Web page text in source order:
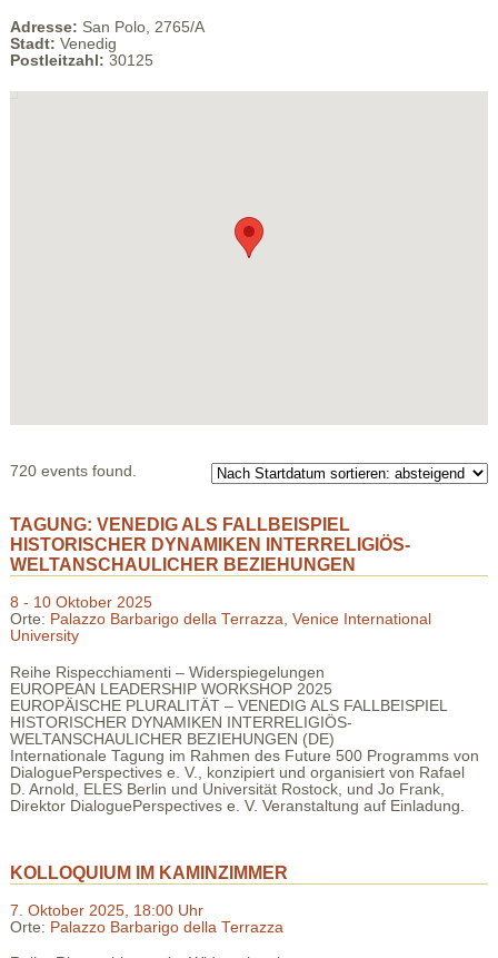
Adresse: San Polo, 2765/A
Stadt: Venedig
Postleitzahl: 30125
720 events found.
TAGUNG: VENEDIG ALS FALLBEISPIEL
HISTORISCHER DYNAMIKEN INTERRELIGIÖS-
WELTANSCHAULICHER BEZIEHUNGEN
8 - 10 Oktober 2025
Orte: Palazzo Barbarigo della Terrazza, Venice International
University
Reihe Rispecchiamenti – Widerspiegelungen
EUROPEAN LEADERSHIP WORKSHOP 2025
EUROPÄISCHE PLURALITÄT – VENEDIG ALS FALLBEISPIEL
HISTORISCHER DYNAMIKEN INTERRELIGIÖS-
WELTANSCHAULICHER BEZIEHUNGEN (DE)
Internationale Tagung im Rahmen des Future 500 Programms von
DialoguePerspectives e. V., konzipiert und organisiert von Rafael
D. Arnold, ELES Berlin und Universität Rostock, und Jo Frank,
Direktor DialoguePerspectives e. V. Veranstaltung auf Einladung.
KOLLOQUIUM IM KAMINZIMMER
7. Oktober 2025, 18:00 Uhr
Orte: Palazzo Barbarigo della Terrazza